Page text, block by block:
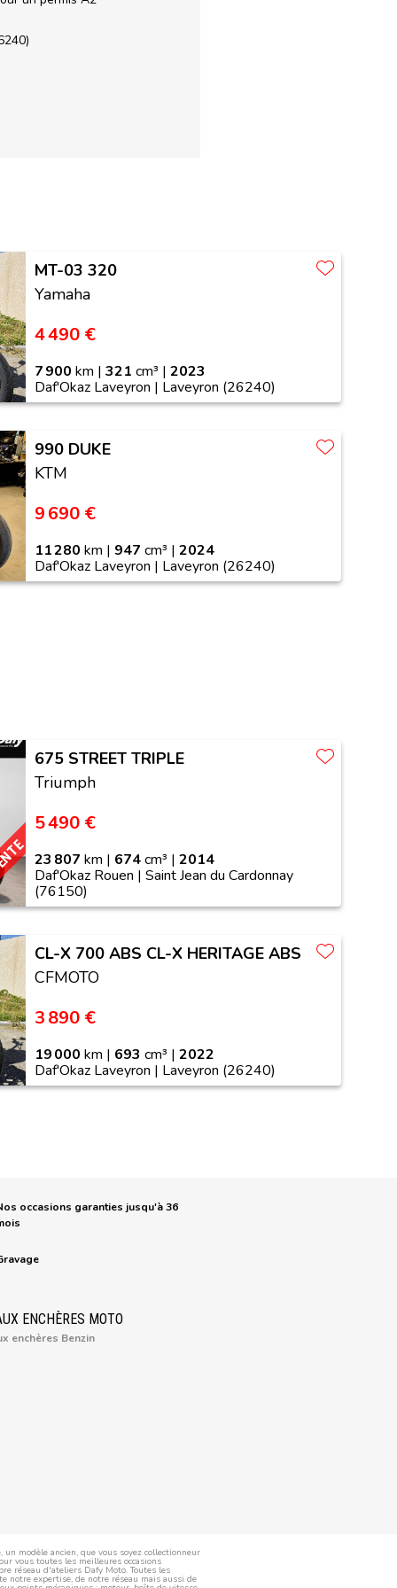
MT-03 320
Yamaha
4 490 €
7 900 km | 321 cm³ | 2023
Daf'Okaz Laveyron | Laveyron (26240)
990 DUKE
KTM
9 690 €
11 280 km | 947 cm³ | 2024
Daf'Okaz Laveyron | Laveyron (26240)
675 STREET TRIPLE
Triumph
5 490 €
23 807 km | 674cm³ | 2014
Daf'Okaz Rouen | Saint Jean du Cardonnay
(76150)
CL-X 700 ABS CL-X HERITAGE ABS
CFMOTO
3 890 €
19 000 km | 693 cm³ | 2022
Daf'Okaz Laveyron | Laveyron (26240)
occasions garanties jusqu'à 36
ENCHÈRES MOTO
enchères Benzin
modèle ancien, que vous soyez collectionneur
vous toutes les meilleures occasions
réseau d'ateliers Dafy Moto. Toutes les
notre expertise, de notre réseau mais aussi de